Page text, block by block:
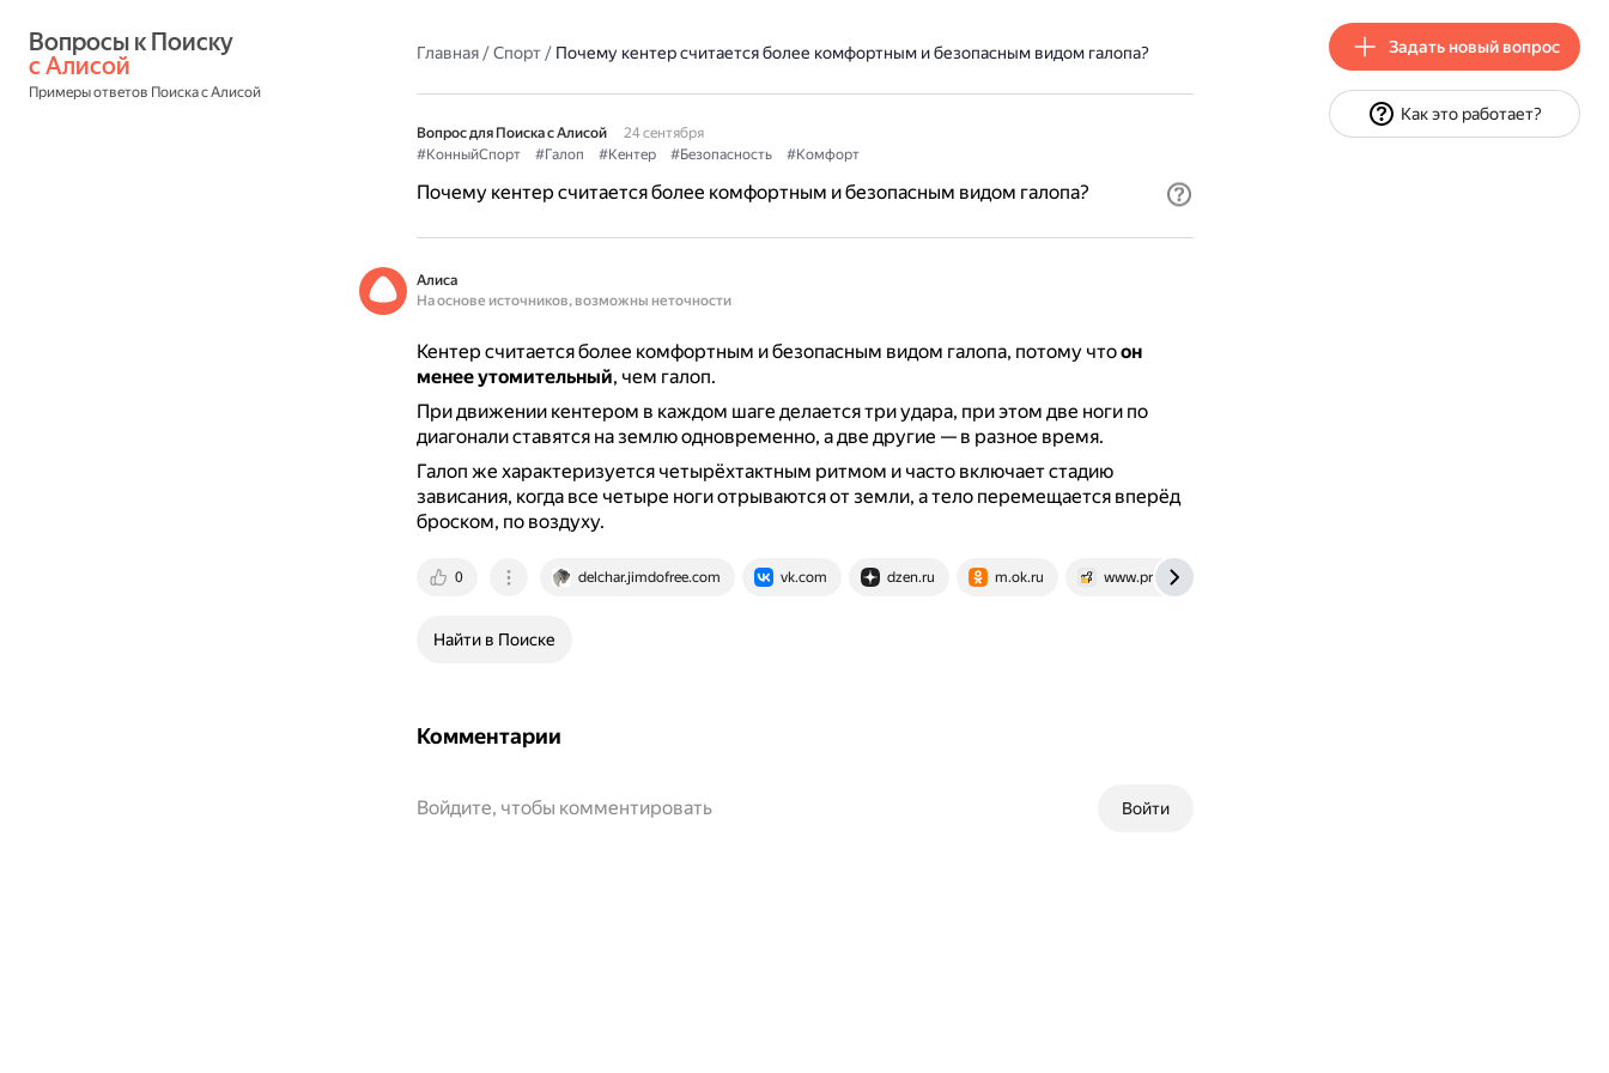
с Алисой
Примеры ответов Поиска с Алисой
Главная/Спорт/ Почему кентер считается более комфортным и безопасным видом галопа?
Вопрос для Поиска с Алисой
24 сентября
#КонныйСпорт
#Галоп #Кентер #Безопасность #Комфорт
Почему кентер считается более комфортным и безопасным видом галопа?
Алиса
На основе источников, возможны неточности
Кентер считается более комфортным и безопасным видом галопа, потому чтоон
менее утомительный, чем галоп.
При движении кентером в каждом шаге делается три удара, при этом две ноги по
диагонали ставятся на землю одновременно, а две другие — в разное время.
Галоп же характеризуется четырёхтактным ритмом и часто включает стадию
зависания, когда все четыре ноги отрываются от земли, а тело перемещается вперёд
броском, по воздуху.
0 delchar.jimdofree.com vk.com dzen.ru m.ok.ru www.prokoni.ru
Найти в Поиске
Комментарии
Войти
Войдите, чтобы комментировать
Задать новый вопрос
Как это работает?